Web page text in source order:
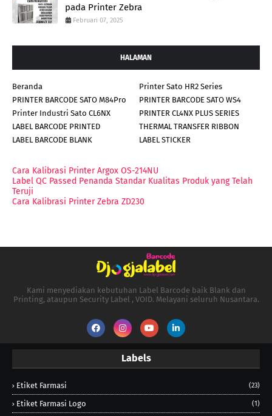
pada Printer Zebra
Februari 07, 2025
HALAMAN
Beranda
Printer Sato HR2 Series
PRINTER BARCODE SATO M84Pro
PRINTER BARCODE SATO WS4
Printer Industri Sato CL6NX
PRINTER CL4NX PLUS SERIES
LABEL BARCODE PRINTED
THERMAL TRANSFER RIBBON
LABEL BARCODE BLANK
LABEL STICKER
Cara Kalibrasi Printer Argox OS-214NU
Label QC Passed Penanda Standar Kualitas Produk yang Telah
Teruji
Cara Kalibrasi Printer Zebra ZD230
Kami menyediakan kebutuhan Label Barcode baik Blank dan
Printing, ataupun Security Label , VOID. Melayani seluruh Nusantara.
Labels
Etiket Farmasi (23)
Etiket Farmasi Logo (1)